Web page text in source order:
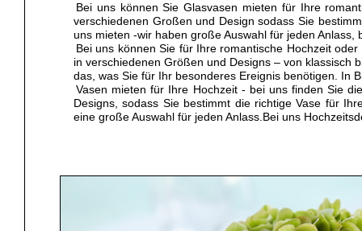
Bei uns können Sie Glasvasen mieten für Ihre
verschiedenen Großen und Design sodass Sie
uns mieten -wir haben große Auswahl für jeden
Bei uns können Sie für Ihre romantische Hochzeit
in verschiedenen Größen und Designs – von klassisch
das, was Sie für Ihr besonderes Ereignis benötigen. In
Vasen mieten für Ihre Hochzeit - bei uns finden Sie
Designs, sodass Sie bestimmt die richtige Vase für
eine große Auswahl für jeden Anlass.Bei uns